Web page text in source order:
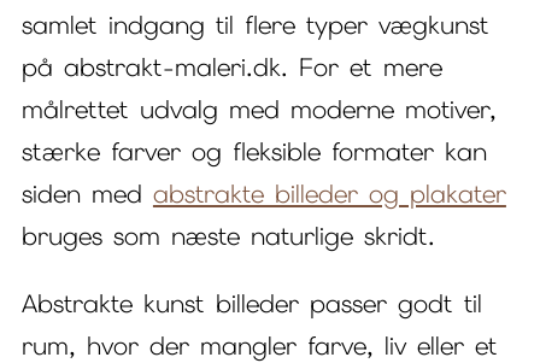
samlet indgang til flere typer vægkunst
på abstrakt-maleri.dk. For et mere
målrettet udvalg med moderne motiver,
stærke farver og fleksible formater kan
siden med abstrakte billeder og plakater
bruges som næste naturlige skridt.
Abstrakte kunst billeder passer godt til
rum, hvor der mangler farve, liv eller et